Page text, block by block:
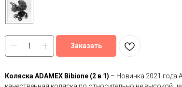
Заказать
Коляска ADAMEX Bibione (2 в 1) – Новинка 2021 года